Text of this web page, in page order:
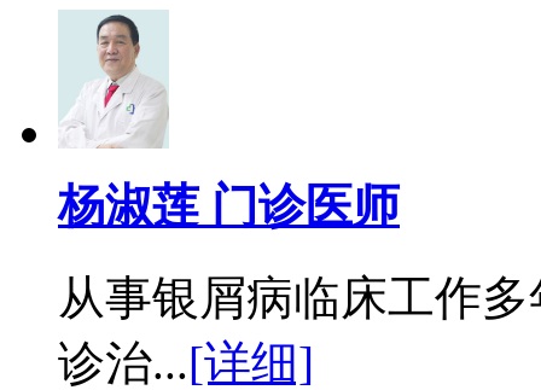
杨淑莲 门诊医师
从事银屑病临床工作
诊治...[详细]